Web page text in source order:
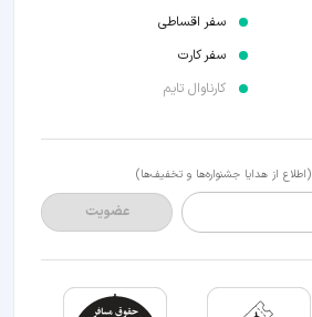
سفر اقساطی
سفر کارت
کارناوال تایم
(اطلاع از هدایا جشنواره‌ها و تخفیف‌ها)
عضویت